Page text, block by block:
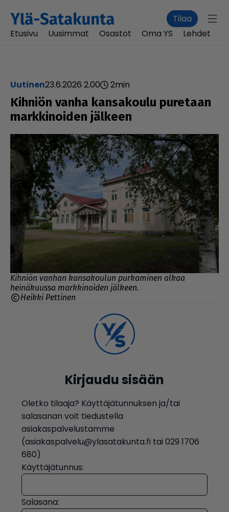
Tilaa
Etusivu
Uusimmat Osastot Oma YS Lehdet
uutinen23.6.2026 2.00 2min
Kihniön vanha kan­sa­koulu puretaan
mark­ki­noi­den jälkeen
Kihniön vanhan kansakoulun purkaminen alkaa
heinäkuussa markkinoiden jälkeen.
Heikki Pettinen
Kirjaudu sisään
Oletko tilaaja? Käyttäjätunnuksen ja/tai
salasanan voit tiedustella
asiakaspalvelustamme
(asiakaspalvelu@ylasatakunta.fi tai 029 1706
680)
Käyttäjätunnus:
Salasana: